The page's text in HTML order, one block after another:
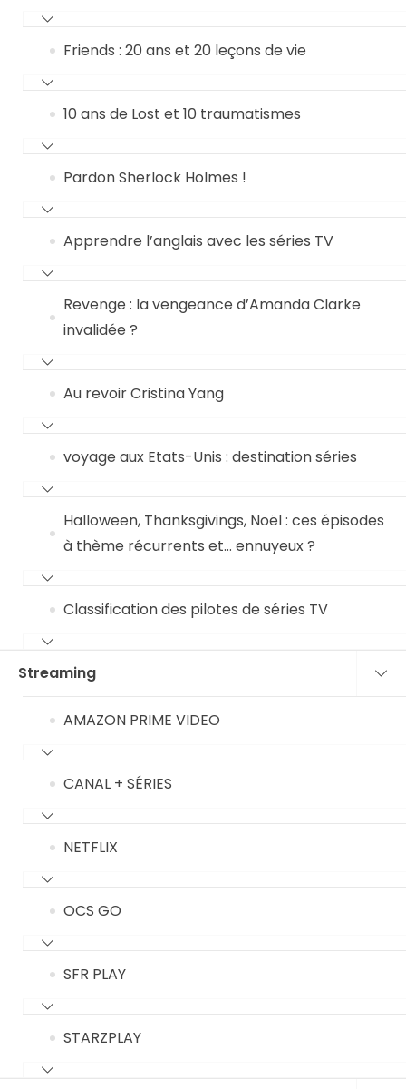
Friends : 20 ans et 20 leçons de vie
10 ans de Lost et 10 traumatismes
Pardon Sherlock Holmes !
Apprendre l’anglais avec les séries TV
Revenge : la vengeance d’Amanda Clarke
invalidée ?
Au revoir Cristina Yang
voyage aux Etats-Unis : destination séries
Halloween, Thanksgivings, Noël : ces épisodes
à thème récurrents et… ennuyeux ?
Classification des pilotes de séries TV
Streaming
AMAZON PRIME VIDEO
CANAL + SÉRIES
NETFLIX
OCS GO
SFR PLAY
STARZPLAY